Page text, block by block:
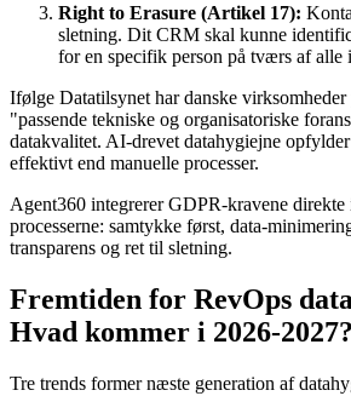
Right to Erasure (Artikel 17):
sletning. Dit CRM skal kunne
for en specifik person på tværs af alle
Ifølge Datatilsynet har danske
"passende tekniske og organisatoriske
datakvalitet. AI-drevet datahygiejne
effektivt end manuelle processer.
Agent360 integrerer GDPR-kravene direkte
processerne: samtykke først, data-
transparens og ret til sletning.
Fremtiden for RevOps
Hvad kommer i 2026-2027?
Tre trends former næste generation af